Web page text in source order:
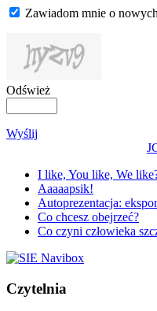
Zawiadom mnie o
Odśwież
Wyślij
I like, You like, We
Aaaaapsik!
Autoprezentacja:
Co chcesz obejrzeć?
Co czyni człowieka
Czytelnia